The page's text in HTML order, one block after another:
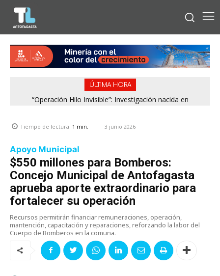
ÚLTIMA HORA
“Operación Hilo Invisible”: Investigación nacida en
Tiempo de lectura: 1 min. 3 junio 2026
Apoyo Municipal
$550 millones para Bomberos:
Concejo Municipal de Antofagasta
aprueba aporte extraordinario para
fortalecer su operación
Recursos permitirán financiar remuneraciones, operación,
mantención, capacitación y reparaciones, reforzando la labor del
Cuerpo de Bomberos en la comuna.